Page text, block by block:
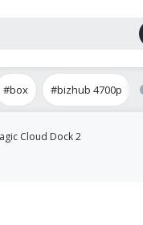
#box #bizhub 4700p
Cloud Dock 2